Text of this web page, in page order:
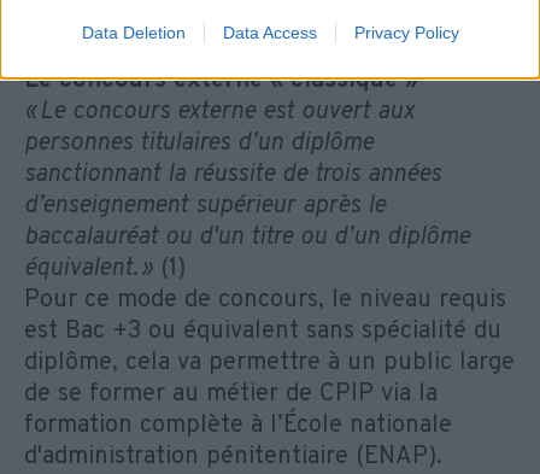
Data Deletion Data Access Privacy Policy
Ce concours se décline en quatre modalités
en fonction du profil des candidats.
Le concours externe « classique »
« Le concours externe est ouvert aux
personnes titulaires d’un diplôme
sanctionnant la réussite de trois années
d’enseignement supérieur après le
baccalauréat ou d'un titre ou d’un diplôme
équivalent. » (1)
Pour ce mode de concours, le niveau requis
est Bac +3 ou équivalent sans spécialité du
diplôme, cela va permettre à un public large
de se former au métier de CPIP via la
formation complète à l’École nationale
d'administration pénitentiaire (ENAP).